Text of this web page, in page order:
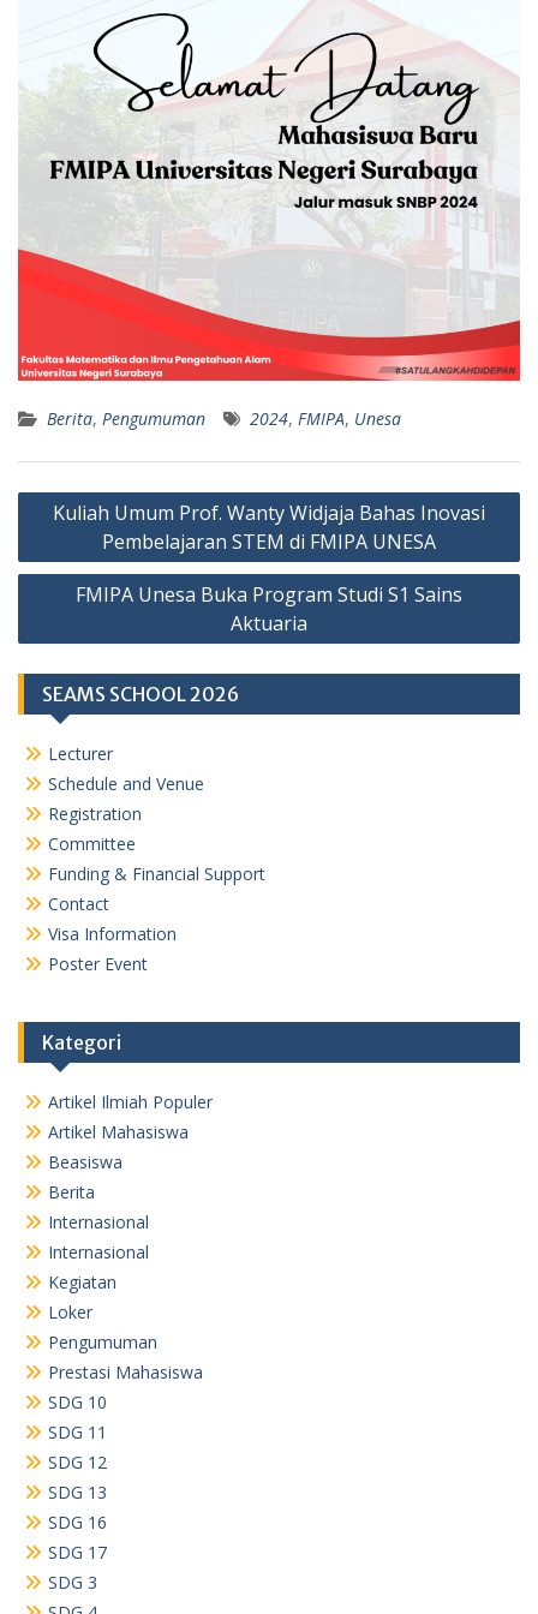
p
p
r
a
m
Berita, Pengumuman 2024, FMIPA, Unesa
Navigasi
Kuliah Umum Prof. Wanty Widjaja Bahas Inovasi
Pembelajaran STEM di FMIPA UNESA
FMIPA Unesa Buka Program Studi S1 Sains
Aktuaria
SEAMS SCHOOL 2026
Lecturer
Schedule and Venue
Registration
Committee
Funding & Financial Support
Contact
Visa Information
Poster Event
Kategori
Artikel Ilmiah Populer
Artikel Mahasiswa
Beasiswa
Berita
Internasional
Internasional
Kegiatan
Loker
Pengumuman
Prestasi Mahasiswa
SDG 10
SDG 11
SDG 12
SDG 13
SDG 16
SDG 17
SDG 3